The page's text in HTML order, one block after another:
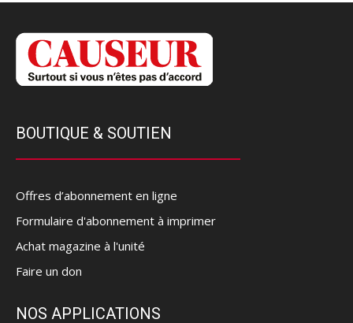
BOUTIQUE & SOUTIEN
Offres d’abonnement en ligne
Formulaire d'abonnement à imprimer
Achat magazine à l'unité
Faire un don
NOS APPLICATIONS